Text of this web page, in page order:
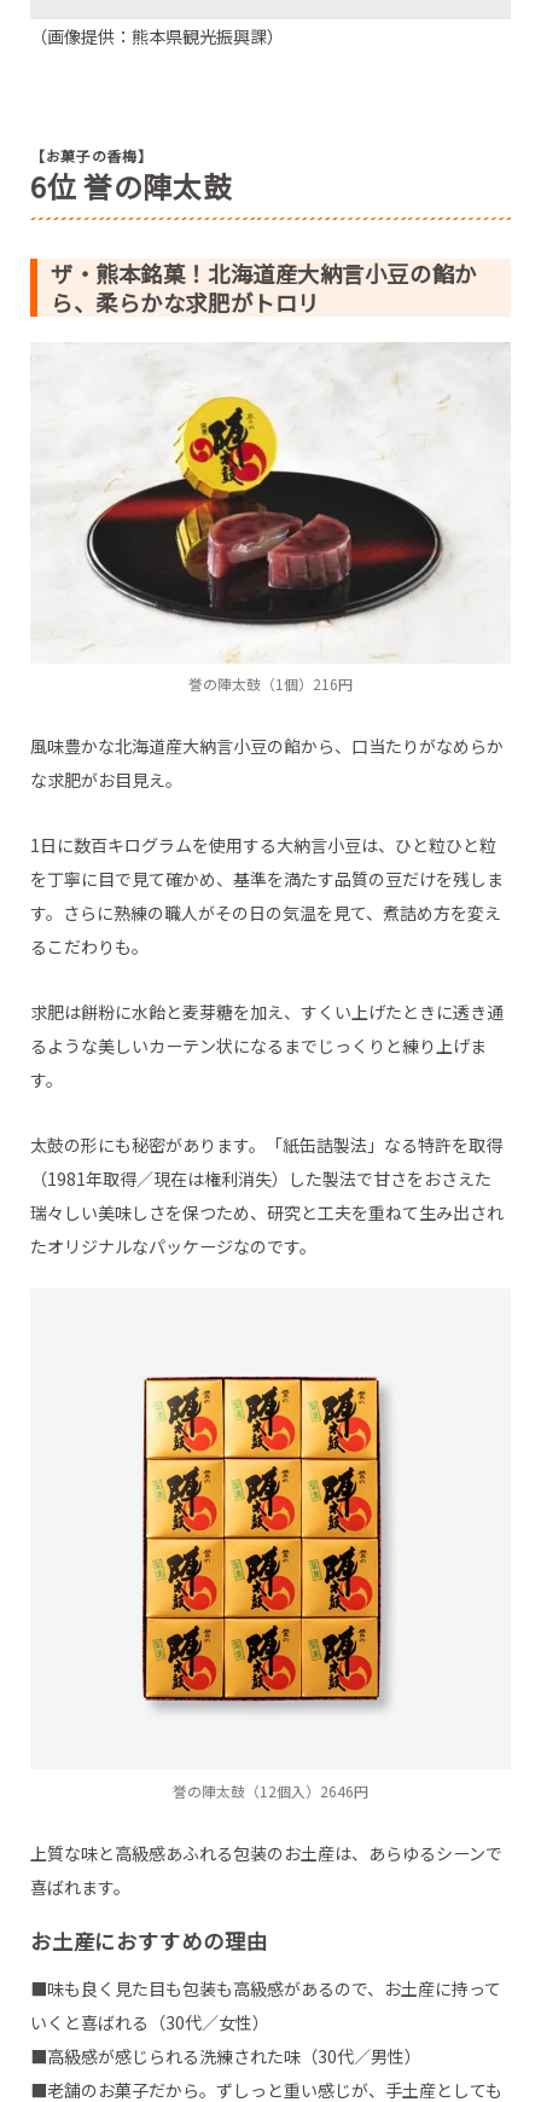
（画像提供：熊本県観光振興課）
【お菓子の香梅】
6位 誉の陣太鼓
ザ・熊本銘菓！北海道産大納言小豆の餡か
ら、柔らかな求肥がトロリ
誉の陣太鼓（1個）216円
風味豊かな北海道産大納言小豆の餡から、口当たりがなめらか
な求肥がお目見え。
1日に数百キログラムを使用する大納言小豆は、ひと粒ひと粒
を丁寧に目で見て確かめ、基準を満たす品質の豆だけを残しま
す。さらに熟練の職人がその日の気温を見て、煮詰め方を変え
るこだわりも。
求肥は餅粉に水飴と麦芽糖を加え、すくい上げたときに透き通
るような美しいカーテン状になるまでじっくりと練り上げま
す。
太鼓の形にも秘密があります。「紙缶詰製法」なる特許を取得
（1981年取得／現在は権利消失）した製法で甘さをおさえた
瑞々しい美味しさを保つため、研究と工夫を重ねて生み出され
たオリジナルなパッケージなのです。
誉の陣太鼓（12個入）2646円
上質な味と高級感あふれる包装のお土産は、あらゆるシーンで
喜ばれます。
お土産におすすめの理由
■味も良く見た目も包装も高級感があるので、お土産に持って
いくと喜ばれる（30代／女性）
■高級感が感じられる洗練された味（30代／男性）
■老舗のお菓子だから。ずしっと重い感じが、手土産としても